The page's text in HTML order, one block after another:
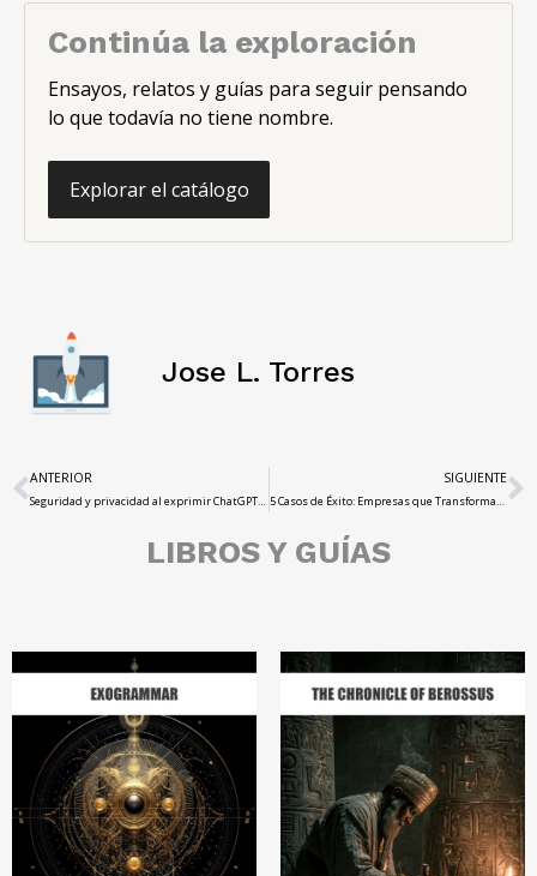
Continúa la exploración
Ensayos, relatos y guías para seguir pensando
lo que todavía no tiene nombre.
Explorar el catálogo
Jose L. Torres
ANTERIOR
Seguridad y privacidad al exprimir ChatGPT: consejos y ajustes esenciales
SIGUIENTE
5 Casos de Éxito: Empresas que Transformaron sus Procesos con Inteligencia Artificial
LIBROS Y GUÍAS